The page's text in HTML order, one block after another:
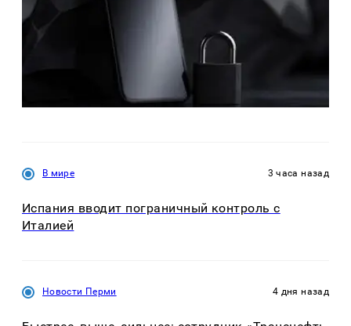
В мире 3 часа назад
Испания вводит пограничный контроль с
Италией
Новости Перми 4 дня назад